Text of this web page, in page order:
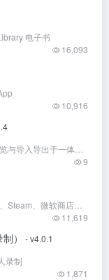
电子书
16,093
10,916
9
11,619
）
- v4.0.1
录制
1,871